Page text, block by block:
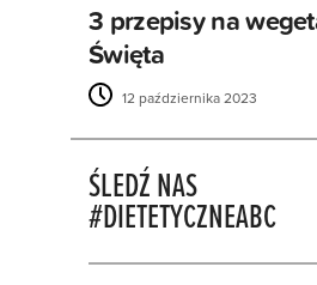
3 przepisy na
Święta
12 października 2023
ŚLEDŹ NAS
#DIETETYCZNEABC